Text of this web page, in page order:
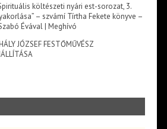
költészeti nyári est-sorozat, 3.
– szvámí Tírtha Fekete könyve –
Évával | Meghívó
JÓZSEF FESTŐMŰVÉSZ